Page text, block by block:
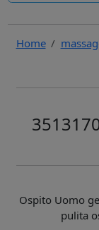
Home
Ospito Uomo
pulita